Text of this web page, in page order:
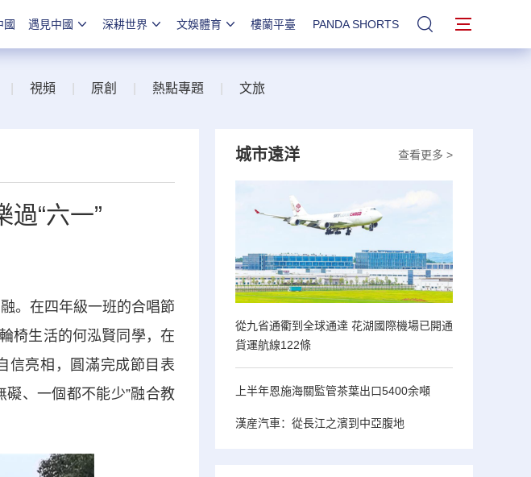
國 遇見中國 深耕世界 文娛體育 樓蘭平臺 PANDA SHORTS 站內搜索
視頻 原創 熱點專題 文旅
“六一”
。在四年級一班的合唱節
椅生活的何泓賢同學，在
信亮相，圓滿完成節目表
、一個都不能少”融合教
查看更多 >
城市遠洋
從九省通衢到全球通達 花湖國際機場已開通
貨運航線122條
上半年恩施海關監管茶葉出口5400余噸
漢産汽車：從長江之濱到中亞腹地